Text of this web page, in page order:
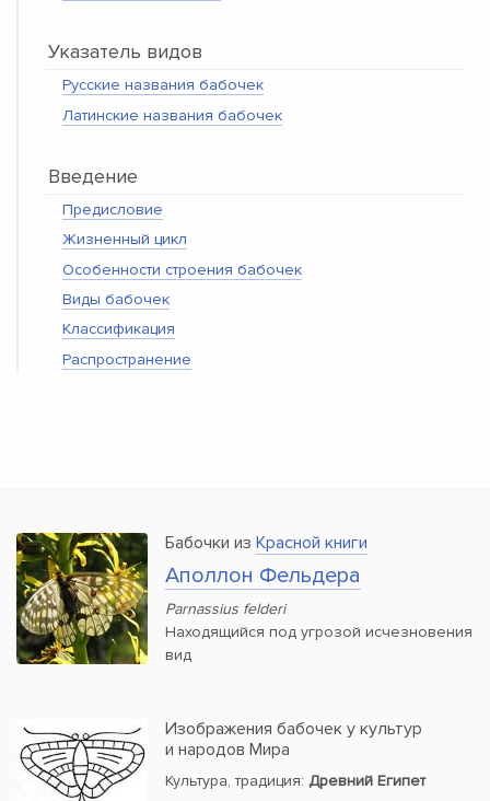
Указатель видов
Русские названия бабочек
Латинские названия бабочек
Введение
Предисловие
Жизненный цикл
Особенности строения бабочек
Виды бабочек
Классификация
Распространение
Бабочки из Красной книги
Аполлон Фельдера
Parnassius felderi
Находящийся под угрозой исчезновения
вид
Изображения бабочек у культур
и народов Мира
Культура, традиция: Древний Египет